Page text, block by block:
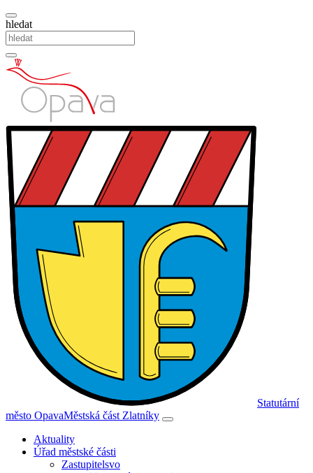
hledat
Statutární
město OpavaMěstská část Zlatníky
Aktuality
Úřad městské části
Zastupitelsvo